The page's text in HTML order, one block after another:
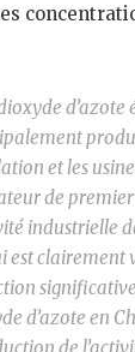
d’azote
et les
de
industrielle
est clairement
d’azote en
de